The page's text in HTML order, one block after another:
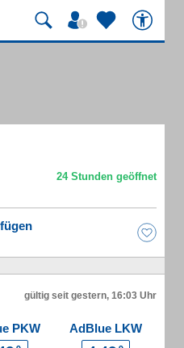
gültig seit gestern, 16:03 Uhr
PKW AdBlue LKW